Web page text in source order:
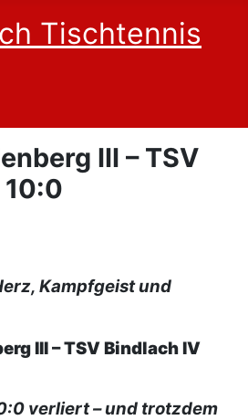
Tischtennis
III – TSV
Kampfgeist und
III – TSV Bindlach IV
verliert – und trotzdem